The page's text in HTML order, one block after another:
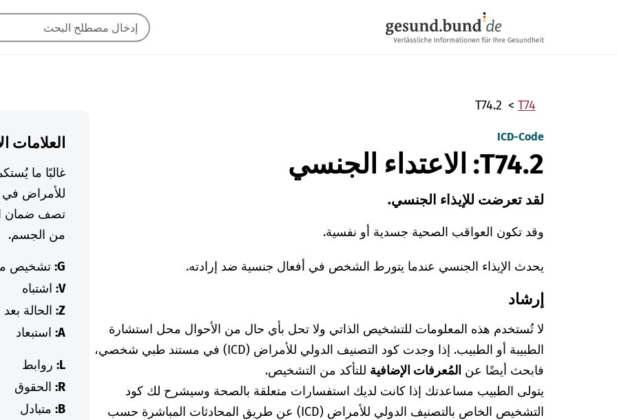
T74
T74.2
ICD-Code
T74.2: الاعتداء الجنسي
لقد تعرضت للإيذاء الجنسي.
وقد تكون العواقب الصحية جسدية أو نفسية.
يحدث الإيذاء الجنسي عندما يتورط الشخص في أفعال جنسية ضد إرادته.
إرشاد
لا تُستخدم هذه المعلومات للتشخيص الذاتي ولا تحل بأي حال من الأحوال محل استشارة
الطبيبة أو الطبيب. إذا وجدت كود التصنيف الدولي للأمراض (ICD) في مستند طبي شخصي،
فابحث أيضًا عن المُعرفات الإضافية للتأكد من التشخيص.
يتولى الطبيب مساعدتك إذا كانت لديك استفسارات متعلقة بالصحة وسيشرح لك كود
التشخيص الخاص بالتصنيف الدولي للأمراض (ICD) عن طريق المحادثات المباشرة حسب
العلامات
غالبًا ما
للأمراض في
تصف ضمان
من الجسم.
G: تشخيص
V: اشتباه
Z: الحالة بعد
A: استبعاد
L: روابط
R: الحقوق
B: متبادل